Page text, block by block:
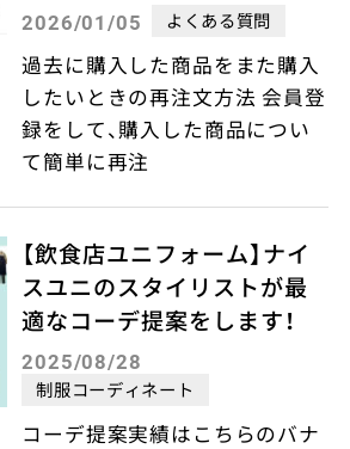
2026/01/05 よくある質問
過去に購入した商品をまた購入
したいときの再注文方法 会員登
録をして、購入した商品につい
て簡単に再注
【飲食店ユニフォーム】ナイ
スユニのスタイリストが最
適なコーデ提案をします！
2025/08/28
制服コーディネート
コーデ提案実績はこちらのバナ